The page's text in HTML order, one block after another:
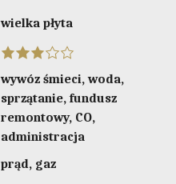
wielka płyta
wywóz śmieci, woda,
sprzątanie, fundusz
remontowy, CO,
administracja
prąd, gaz